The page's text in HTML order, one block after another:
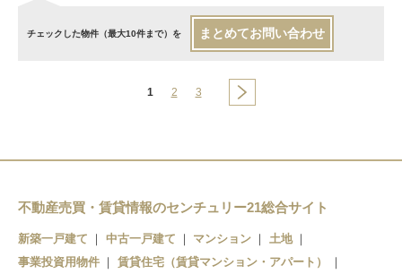
チェックした物件（最大10件まで）を まとめてお問い合わせ
1 2 3
不動産売買・賃貸情報のセンチュリー21総合サイト
新築一戸建て 中古一戸建て マンション
土地
事業投資用物件
賃貸住宅（賃貸マンション・アパート）